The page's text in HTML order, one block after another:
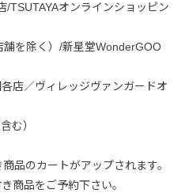
/TSUTAYAオンラインショッピン
舗を除く）/新星堂WonderGOO
店／ヴィレッジヴァンガードオ
む）
品のカートがアップされます。
商品をご予約下さい。